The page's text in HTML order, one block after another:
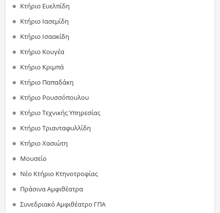
Κτήριο Ευελπίδη
Κτήριο Ιασεμίδη
Κτήριο Ισαακίδη
Κτήριο Κουγέα
Κτήριο Κριμπά
Κτήριο Παπαδάκη
Κτήριο Ρουσσόπουλου
Κτήριο Τεχνικής Υπηρεσίας
Κτήριο Τριανταφυλλίδη
Κτήριο Χασιώτη
Μουσείο
Νέο Κτήριο Κτηνοτροφίας
Πράσινα Αμφιθέατρα
Συνεδριακό Αμφιθέατρο ΓΠΑ